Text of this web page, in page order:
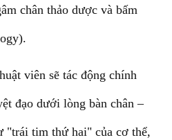
chân thảo dược và bấm
viên sẽ tác động chính
đạo dưới lòng bàn chân –
"trái tim thứ hai" của cơ thể,